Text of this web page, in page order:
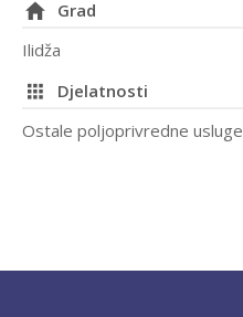
Grad
Ilidža
Djelatnosti
Ostale poljoprivredne usluge